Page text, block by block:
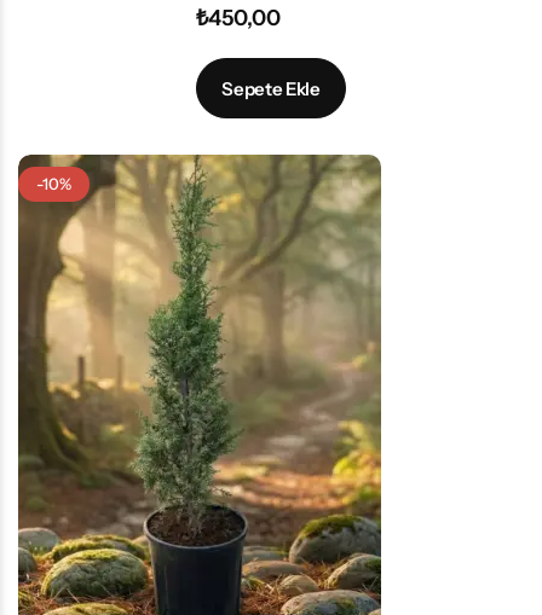
₺450,00
Sepete Ekle
-10%